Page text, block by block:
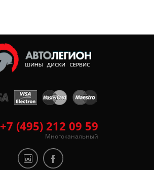
+7 (495) 212 09 59
Многоканальный